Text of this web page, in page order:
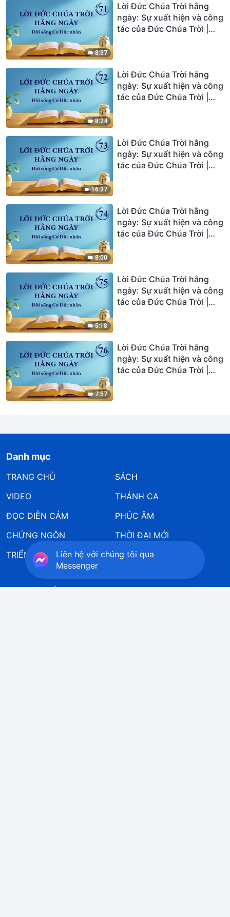
8:37
Lời Đức Chúa Trời hằng
ngày: Sự xuất hiện và công
tác của Đức Chúa Trời |
8:24
Lời Đức Chúa Trời hằng
ngày: Sự xuất hiện và công
tác của Đức Chúa Trời |
16:37
Lời Đức Chúa Trời hằng
ngày: Sự xuất hiện và công
tác của Đức Chúa Trời |
8:00
Lời Đức Chúa Trời hằng
ngày: Sự xuất hiện và công
tác của Đức Chúa Trời |
5:18
Lời Đức Chúa Trời hằng
ngày: Sự xuất hiện và công
tác của Đức Chúa Trời |
7:57
Lời Đức Chúa Trời hằng
ngày: Sự xuất hiện và công
tác của Đức Chúa Trời |
Danh mục
TRANG CHỦ
SÁCH
VIDEO
THÁNH CA
ĐỌC DIỄN CẢM
PHÚC ÂM
CHỨNG NGÔN
THỜI ĐẠI MỚI
TRIỂN LÃM TRANH
VỀ CHÚNG TÔI
Liên hệ với chúng tôi qua
Messenger